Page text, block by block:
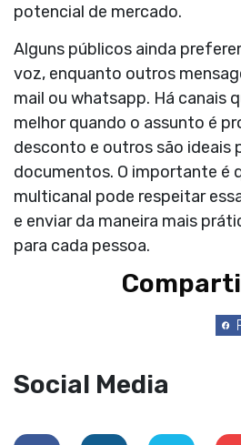
potencial de mercado.
Alguns públicos ainda
voz, enquanto outros
mail ou whatsapp. Há canais
melhor quando o assunto é
desconto e outros são ideais
documentos. O importante é
multicanal pode respeitar
e enviar da maneira mais
para cada pessoa.
Social Media